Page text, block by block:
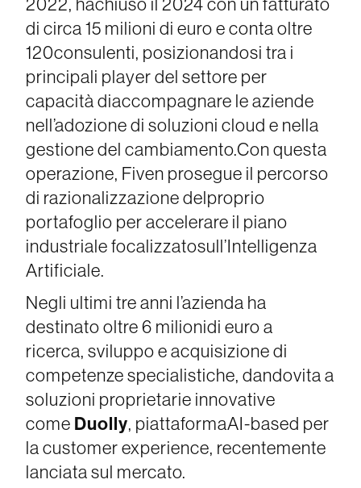
2022, hachiuso il 2024 con un fatturato
di circa 15 milioni di euro e conta oltre
120consulenti, posizionandosi tra i
principali player del settore per
capacità diaccompagnare le aziende
nell’adozione di soluzioni cloud e nella
gestione del cambiamento.Con questa
operazione, Fiven prosegue il percorso
di razionalizzazione delproprio
portafoglio per accelerare il piano
industriale focalizzatosull’Intelligenza
Artificiale.
Negli ultimi tre anni l’azienda ha
destinato oltre 6 milionidi euro a
ricerca, sviluppo e acquisizione di
competenze specialistiche, dandovita a
soluzioni proprietarie innovative
come Duolly, piattaformaAI-based per
la customer experience, recentemente
lanciata sul mercato.